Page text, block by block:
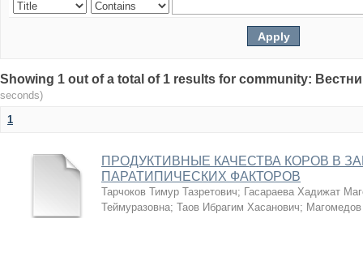
Showing 1 out of a total of 1 results for community:
seconds)
1
ПРОДУКТИВНЫЕ КАЧЕСТВА КОРОВ В
ПАРАТИПИЧЕСКИХ ФАКТОРОВ
Тарчоков Тимур Тазретович; Гасараева Хадижат
Теймуразовна; Таов Ибрагим Хасанович;